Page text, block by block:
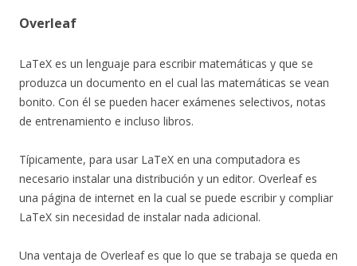
Overleaf
LaTeX es un lenguaje para escribir matemáticas y que se
produzca un documento en el cual las matemáticas se vean
bonito. Con él se pueden hacer exámenes selectivos, notas
de entrenamiento e incluso libros.
Típicamente, para usar LaTeX en una computadora es
necesario instalar una distribución y un editor. Overleaf es
una página de internet en la cual se puede escribir y compliar
LaTeX sin necesidad de instalar nada adicional.
Una ventaja de Overleaf es que lo que se trabaja se queda en